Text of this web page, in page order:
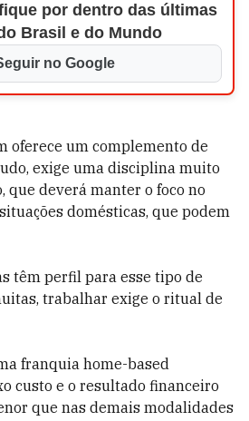
por dentro das últimas
Brasil e do Mundo
no Google
oferece um complemento de
exige uma disciplina muito
que deverá manter o foco no
domésticas, que podem
têm perfil para esse tipo de
trabalhar exige o ritual de
franquia home-based
custo e o resultado financeiro
que nas demais modalidades